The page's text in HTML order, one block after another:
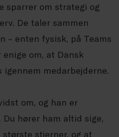
sparrer om strategi og
De taler sammen
– enten fysisk, på Teams
om, at Dansk
igennem medarbejderne.
om, og han er
hører ham altid sige,
stjerner, og at